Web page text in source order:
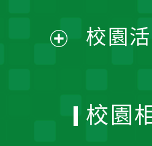
單
校園
校園